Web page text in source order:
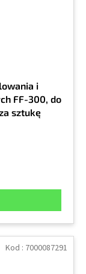
i
FF-300, do
sztukę
Kod : 7000087291